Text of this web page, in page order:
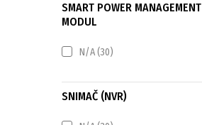
SMART POWER MANAGEMENT
MODUL
N/A(30)
SNIMAČ (NVR)